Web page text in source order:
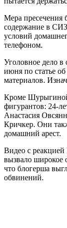
Мера пресечения
содержание в
условий
телефоном.
Уголовное дело в
июня по статье
материалов.
Кроме
фигурантов: 24-
Анастасия
Кричкер. Они
домашний арест.
Видео с
вызвало широкое
что блогерша
обвинений.